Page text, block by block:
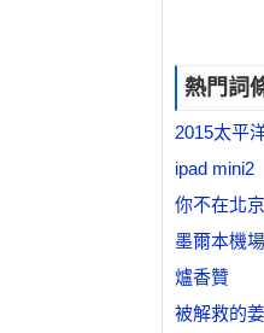
熱門詞
2015太平
ipad mini2
你不在北京
墨爾本機場
爐香贊
被解救的